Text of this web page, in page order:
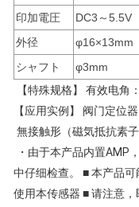
印加電圧
DC3～5.5V
外径
φ16×13mm
シャフト
φ3mm
【特殊规格】 有效电
【应用实例】 阀门定位
無接触形（磁気抵抗素
・ 由于本产品内置AMP
中仔细检查。 ■ 本产品
使用本传感器 ■ 请注意